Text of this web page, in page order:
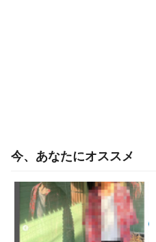
今、あなたにオススメ